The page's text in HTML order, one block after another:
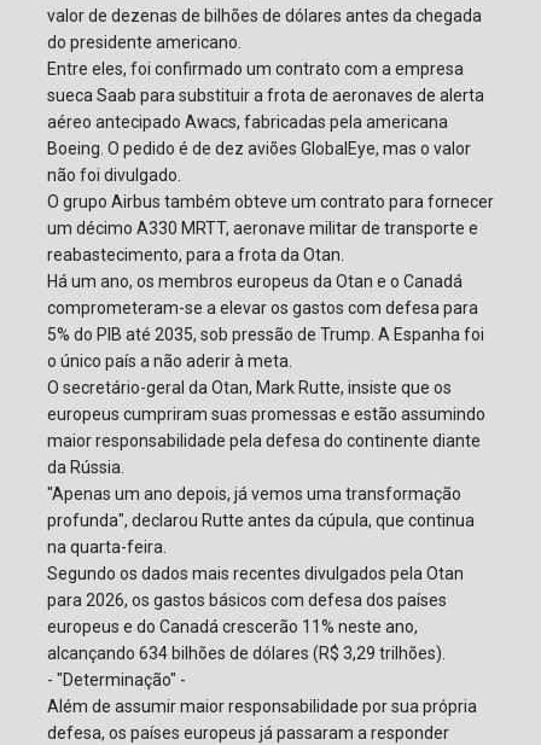
valor de dezenas de bilhões de dólares antes da chegada
do presidente americano.
Entre eles, foi confirmado um contrato com a empresa
sueca Saab para substituir a frota de aeronaves de alerta
aéreo antecipado Awacs, fabricadas pela americana
Boeing. O pedido é de dez aviões GlobalEye, mas o valor
não foi divulgado.
O grupo Airbus também obteve um contrato para fornecer
um décimo A330 MRTT, aeronave militar de transporte e
reabastecimento, para a frota da Otan.
Há um ano, os membros europeus da Otan e o Canadá
comprometeram-se a elevar os gastos com defesa para
5% do PIB até 2035, sob pressão de Trump. A Espanha foi
o único país a não aderir à meta.
O secretário-geral da Otan, Mark Rutte, insiste que os
europeus cumpriram suas promessas e estão assumindo
maior responsabilidade pela defesa do continente diante
da Rússia.
"Apenas um ano depois, já vemos uma transformação
profunda", declarou Rutte antes da cúpula, que continua
na quarta-feira.
Segundo os dados mais recentes divulgados pela Otan
para 2026, os gastos básicos com defesa dos países
europeus e do Canadá crescerão 11% neste ano,
alcançando 634 bilhões de dólares (R$ 3,29 trilhões).
- "Determinação" -
Além de assumir maior responsabilidade por sua própria
defesa, os países europeus já passaram a responder